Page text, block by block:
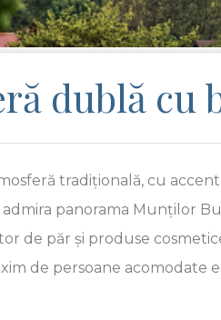
dublă cu
tradițională, cu
panorama Munților
de păr și produse
de persoane acomodate